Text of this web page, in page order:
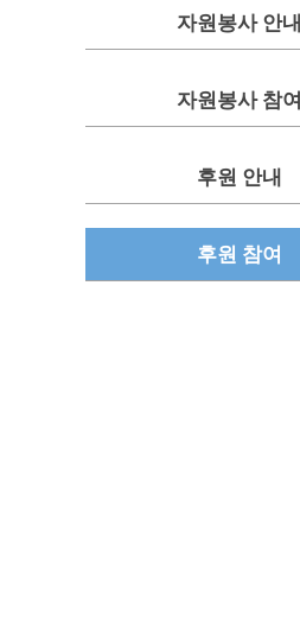
자원봉사 안내
자원봉사 참여
후원 안내
후원 참여